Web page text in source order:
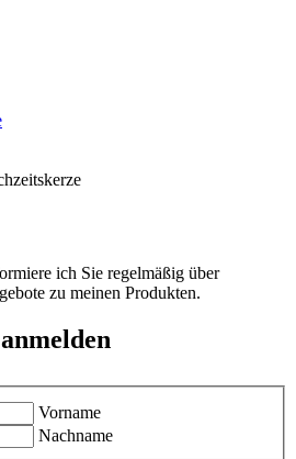
ich Sie regelmäßig über
zu meinen Produkten.
Vorname
Nachname